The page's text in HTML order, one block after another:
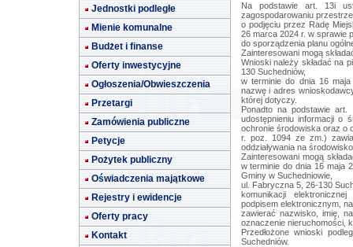
Jednostki podległe
Mienie komunalne
Budżet i finanse
Oferty inwestycyjne
Ogłoszenia/Obwieszczenia
Przetargi
Zamówienia publiczne
Petycje
Pożytek publiczny
Oświadczenia majątkowe
Rejestry i ewidencje
Oferty pracy
Kontakt
Na podstawie art. 13i
zagospodarowaniu
o podjęciu przez Radę
26 marca 2024 r. w sprawie
do sporządzenia planu
Zainteresowani mogą
Wnioski należy składać na
130 Suchedniów,
w terminie do dnia 16
nazwę i adres
której dotyczy.
Ponadto na podstawie
udostępnieniu informacji o
ochronie środowiska oraz o
r. poz. 1094 ze zm.)
oddziaływania na
Zainteresowani mogą
w terminie do dnia 16 maja
Gminy w Suchedniowie,
ul. Fabryczna 5, 26-130
komunikacji
podpisem elektronicznym,
zawierać nazwisko, imię,
oznaczenie nieruchomości,
Przedłożone wnioski
Suchedniów.